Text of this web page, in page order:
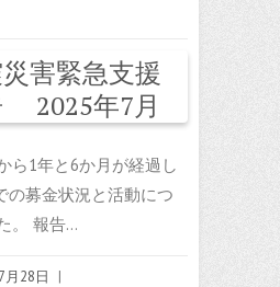
害緊急支援
2025年7月
ら1年と6か月が経過し
の募金状況と活動につ
。 報告…
月28日
|